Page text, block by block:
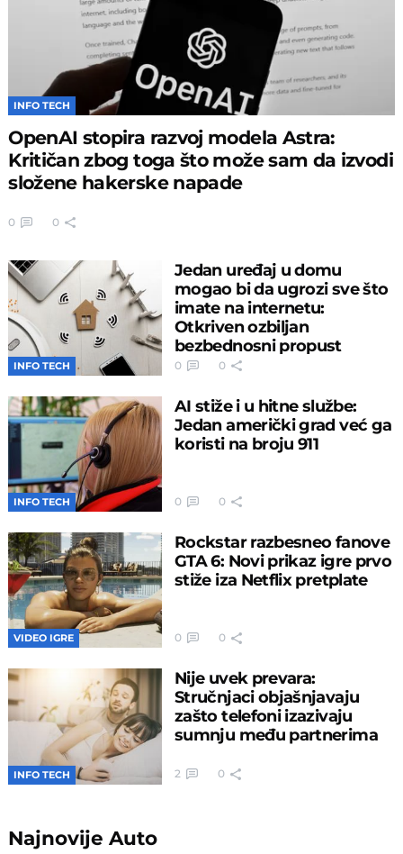
INFO TECH
OpenAI stopira razvoj modela Astra:
Kritičan zbog toga što može sam da izvodi
složene hakerske napade
0 0
INFO TECH
Jedan uređaj u domu
mogao bi da ugrozi sve što
imate na internetu:
Otkriven ozbiljan
bezbednosni propust
0 0
INFO TECH
AI stiže i u hitne službe:
Jedan američki grad već ga
koristi na broju 911
0 0
VIDEO IGRE
Rockstar razbesneo fanove
GTA 6: Novi prikaz igre prvo
stiže iza Netflix pretplate
0 0
INFO TECH
Nije uvek prevara:
Stručnjaci objašnjavaju
zašto telefoni izazivaju
sumnju među partnerima
2 0
NajnovijeAuto